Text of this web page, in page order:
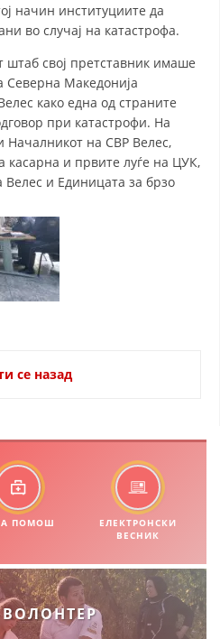
НА ЦКРМ
И РАЗВОЈ
ОДБОР
ПОСТАВЕНОСТ
ХУМАНИТАРНО ПРАВО
ПРИ КАТАСТРОФИ
НА ООЦК
СТАНИЦА ВОДНО
СО ЈАВНОСТ
НА ЈАВНО МИСЛЕЊЕ
начин институциите да
во случај на катастрофа.
штаб свој претставник имаше
Северна Македонија
како една од страните
при катастрофи. На
Началникот на СВР Велес,
касарна и првите луѓе на ЦУК,
и Единицата за брзо
се назад
ПОМОШ
ЕЛЕКТРОНСКИ
ВЕСНИК